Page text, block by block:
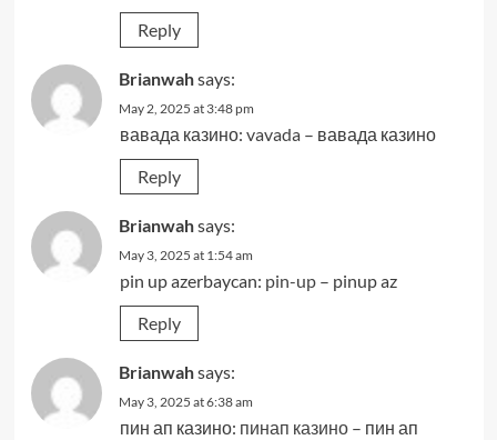
Reply
Brianwahsays:
May 2, 2025 at 3:48 pm
вавада казино: vavada– вавада казино
Reply
Brianwahsays:
May 3, 2025 at 1:54 am
pin up azerbaycan: pin-up– pinup az
Reply
Brianwahsays:
May 3, 2025 at 6:38 am
пин ап казино: пинап казино– пин ап